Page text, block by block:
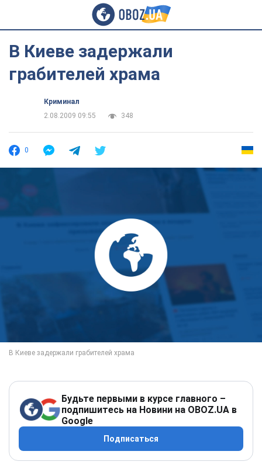
В Киеве задержали
грабителей храма
Криминал
2.08.2009 09:55
348
0
Будьте первыми в курсе главного –
подпишитесь на Новини на OBOZ.UA в
Google
Подписаться